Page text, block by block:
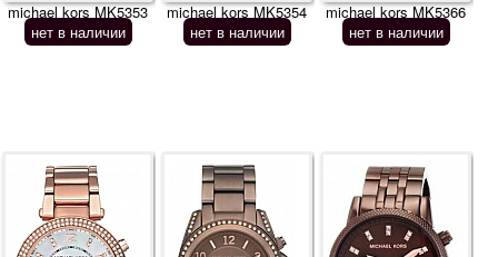
michael kors MK5353
нет в наличии
michael kors MK5354
нет в наличии
michael kors MK5366
нет в наличии